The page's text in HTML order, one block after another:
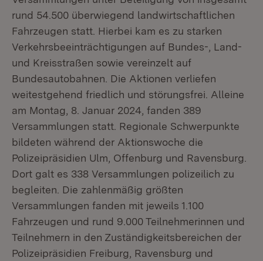
rund 54.500 überwiegend landwirtschaftlichen
Fahrzeugen statt. Hierbei kam es zu starken
Verkehrsbeeinträchtigungen auf Bundes-, Land-
und Kreisstraßen sowie vereinzelt auf
Bundesautobahnen. Die Aktionen verliefen
weitestgehend friedlich und störungsfrei. Alleine
am Montag, 8. Januar 2024, fanden 389
Versammlungen statt. Regionale Schwerpunkte
bildeten während der Aktionswoche die
Polizeipräsidien Ulm, Offenburg und Ravensburg.
Dort galt es 338 Versammlungen polizeilich zu
begleiten. Die zahlenmäßig größten
Versammlungen fanden mit jeweils 1.100
Fahrzeugen und rund 9.000 Teilnehmerinnen und
Teilnehmern in den Zuständigkeitsbereichen der
Polizeipräsidien Freiburg, Ravensburg und